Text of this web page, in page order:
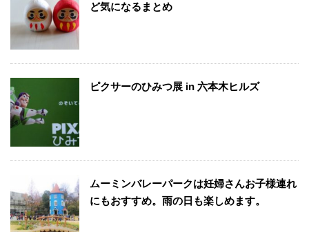
ど気になるまとめ
ピクサーのひみつ展 in 六本木ヒルズ
ムーミンバレーパークは妊婦さんお子様連れ
にもおすすめ。雨の日も楽しめます。